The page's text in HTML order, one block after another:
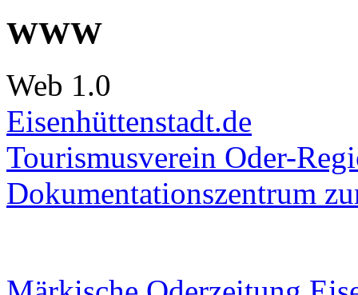
WWW
Web 1.0
Eisenhüttenstadt.de
Tourismusverein Oder-
Dokumentationszentrum